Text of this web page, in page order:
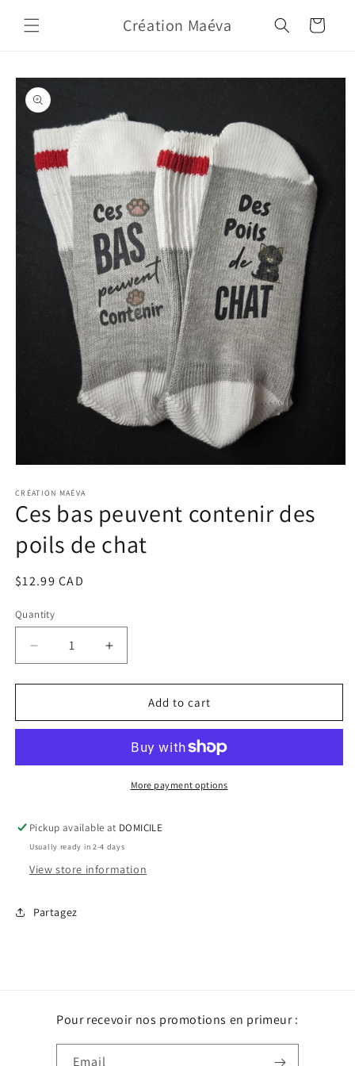
content
Création Maéva Cart
Skip to
product
information
1
in
modal
CRÉATION MAÉVA
Ces bas peuvent contenir des
poils de chat
Regular
$12.99 CAD
Quantity
Decrease
quantity
for
bas
des
Increase
quantity
for
bas
contenir
des
poils
Add to cart
More payment options
Pickup available at DOMICILE
Usually ready in 2-4 days
View store information
Partagez
Pour recevoir nos promotions en primeur :
Email